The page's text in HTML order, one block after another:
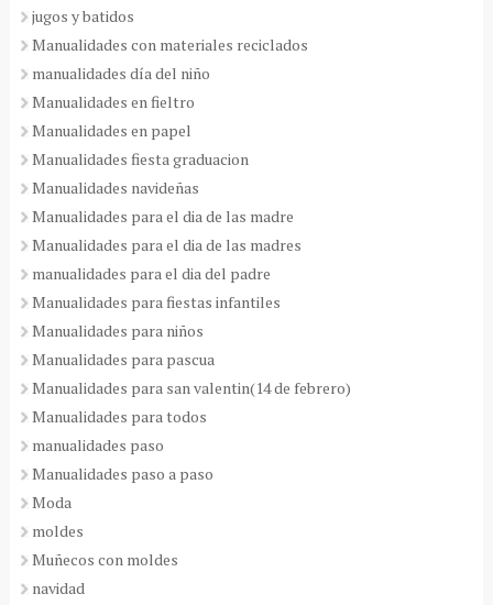
jugos y batidos
Manualidades con materiales reciclados
manualidades día del niño
Manualidades en fieltro
Manualidades en papel
Manualidades fiesta graduacion
Manualidades navideñas
Manualidades para el dia de las madre
Manualidades para el dia de las madres
manualidades para el dia del padre
Manualidades para fiestas infantiles
Manualidades para niños
Manualidades para pascua
Manualidades para san valentin(14 de febrero)
Manualidades para todos
manualidades paso
Manualidades paso a paso
Moda
moldes
Muñecos con moldes
navidad